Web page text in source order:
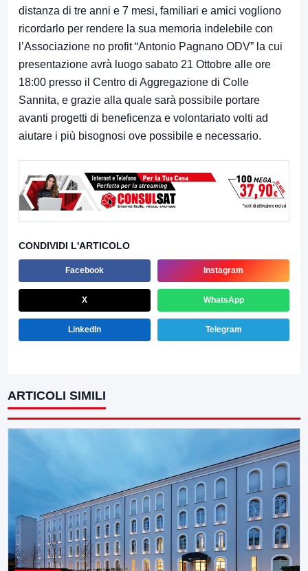
distanza di tre anni e 7 mesi, familiari e amici vogliono
ricordarlo per rendere la sua memoria indelebile con
l’Associazione no profit “Antonio Pagnano ODV” la cui
presentazione avrà luogo sabato 21 Ottobre alle ore
18:00 presso il Centro di Aggregazione di Colle
Sannita, e grazie alla quale sarà possibile portare
avanti progetti di beneficenza e volontariato volti ad
aiutare i più bisognosi ove possibile e necessario.
CONDIVIDI L'ARTICOLO
Facebook Instagram
X WhatsApp
LinkedIn Telegram
ARTICOLI SIMILI